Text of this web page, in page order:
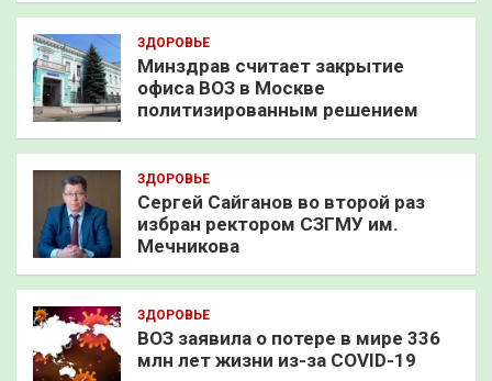
ЗДОРОВЬЕ
Минздрав считает закрытие
офиса ВОЗ в Москве
политизированным решением
ЗДОРОВЬЕ
Сергей Сайганов во второй раз
избран ректором СЗГМУ им.
Мечникова
ЗДОРОВЬЕ
ВОЗ заявила о потере в мире 336
млн лет жизни из-за COVID-19